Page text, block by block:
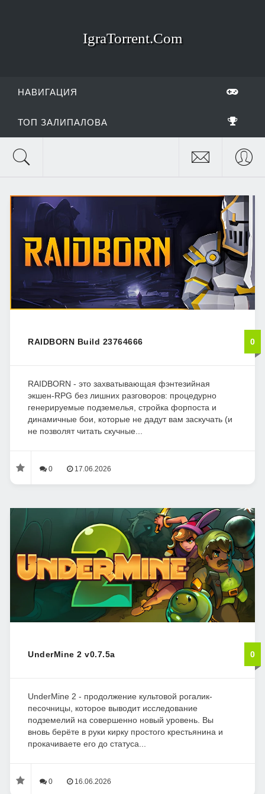
IgraTorrent.Com
НАВИГАЦИЯ
ТОП ЗАЛИПАЛОВА
RAIDBORN Build 23764666 0
RAIDBORN - это захватывающая фэнтезийная
экшен-RPG без лишних разговоров: процедурно
генерируемые подземелья, стройка форпоста и
динамичные бои, которые не дадут вам заскучать (и
не позволят читать скучные...
0 17.06.2026
UnderMine 2 v0.7.5a 0
UnderMine 2 - продолжение культовой рогалик-
песочницы, которое выводит исследование
подземелий на совершенно новый уровень. Вы
вновь берёте в руки кирку простого крестьянина и
прокачиваете его до статуса...
0 16.06.2026